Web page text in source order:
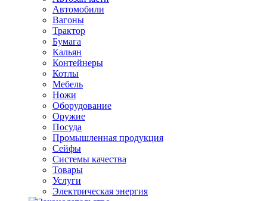
Автомобили
Вагоны
Трактор
Бумага
Кальян
Контейнеры
Котлы
Мебель
Ножи
Оборудование
Оружие
Посуда
Промышленная продукция
Сейфы
Системы качества
Товары
Услуги
Электрическая энергия